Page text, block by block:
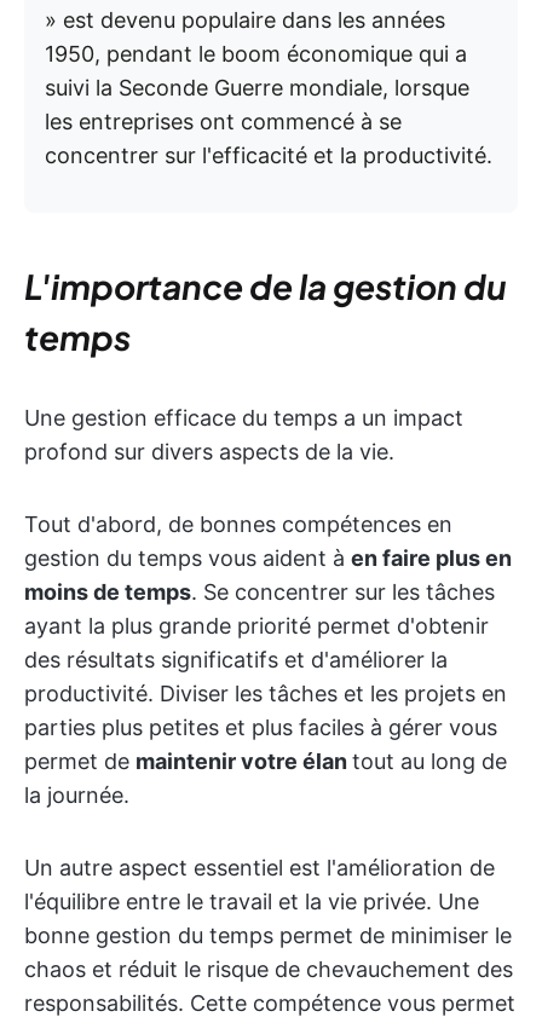
» est devenu populaire dans les années
1950, pendant le boom économique qui a
suivi la Seconde Guerre mondiale, lorsque
les entreprises ont commencé à se
concentrer sur l'efficacité et la productivité.
L'importance de la gestion du
temps
Une gestion efficace du temps a un impact
profond sur divers aspects de la vie.
Tout d'abord, de bonnes compétences en
gestion du temps vous aident à en faire plus en
moins de temps. Se concentrer sur les tâches
ayant la plus grande priorité permet d'obtenir
des résultats significatifs et d'améliorer la
productivité. Diviser les tâches et les projets en
parties plus petites et plus faciles à gérer vous
permet de maintenir votre élantout au long de
la journée.
Un autre aspect essentiel est l'amélioration de
l'équilibre entre le travail et la vie privée. Une
bonne gestion du temps permet de minimiser le
chaos et réduit le risque de chevauchement des
responsabilités. Cette compétence vous permet